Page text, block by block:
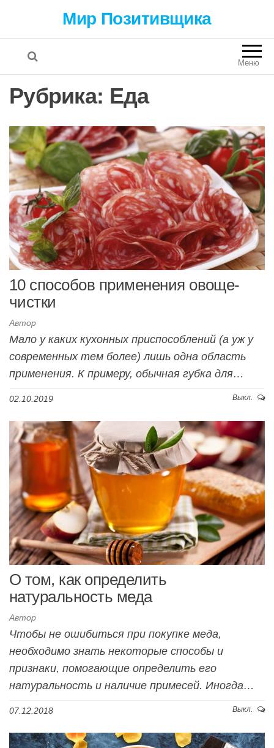
Мир Позитивщика
Меню
Рубрика: Еда
10 способов применения овоще-
чистки
Автор
Мало у каких кухонных приспособлений (а уж у
современных тем более) лишь одна область
применения. К примеру, обычная губка для…
02.10.2019 Выкл.
О том, как определить
натуральность меда
Автор
Чтобы не ошибиться при покупке меда,
необходимо знать некоторые способы и
признаки, помогающие определить его
натуральность и наличие примесей. Иногда…
07.12.2018 Выкл.